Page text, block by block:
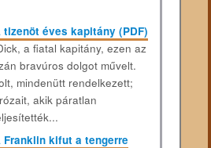
tizenöt éves kapitány (PDF)
a fiatal kapitány, ezen az
bravúros dolgot művelt.
mindenütt rendelkezett;
akik páratlan
Franklin kifut a tengerre